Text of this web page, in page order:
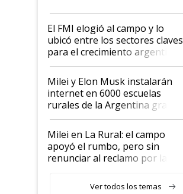
de Milei
El FMI elogió al campo y lo
ubicó entre los sectores claves
para el crecimiento argentino
Milei y Elon Musk instalarán
internet en 6000 escuelas
rurales de la Argentina gracias
a un acuerdo con Starlink
Milei en La Rural: el campo
apoyó el rumbo, pero sin
renunciar al reclamo por las
Ver todos los temas